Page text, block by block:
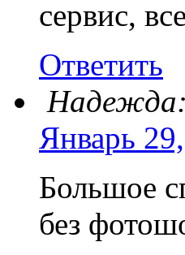
сервис,
Ответить
Надежда:
Январь
Большое
без